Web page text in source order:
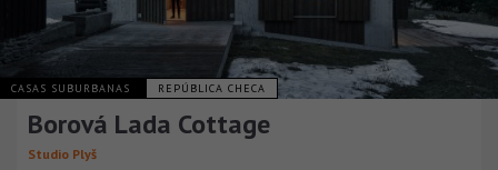
CASAS SUBURBANAS REPÚBLICA CHECA
Borová Lada Cottage
Studio Plyš